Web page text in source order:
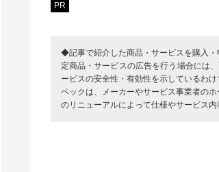
PR
◆記事で紹介した商品・サービスを購入
定商品・サービスの広告を行う場合には
ービスの安全性・有効性を示しているわ
ペックは、メーカーやサービス事業者の
のリニューアルによって仕様やサービス